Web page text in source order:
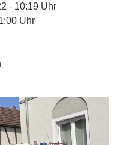
- 10:19 Uhr
Uhr